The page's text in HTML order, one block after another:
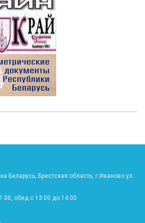
Беларусь, Брестская область, г.Иваново ул.
обед с 13.00 до 14.00